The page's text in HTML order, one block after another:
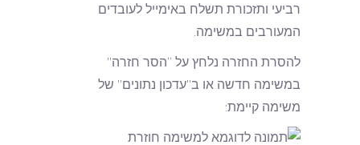
רביעי ותזכורת תשלח באימייל לעובדים
המעורבים במשימה.
להסרת החזרה נלחץ על “הסר חזרה”
במשימה חדשה או ב”עדכון נתונים” של
משימה קיימת: